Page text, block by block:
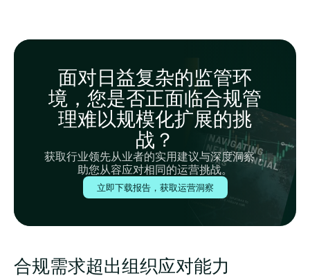
面对日益复杂的监管环
境，您是否正面临合规管
理难以规模化扩展的挑
战？
获取行业领先从业者的实用建议与深度洞察，
助您从容应对相同的运营挑战。
立即下载报告，获取运营洞察
合规需求超出组织应对能力